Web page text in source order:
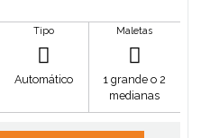
Tipo
Automático
Maletas
1 grande o 2
medianas